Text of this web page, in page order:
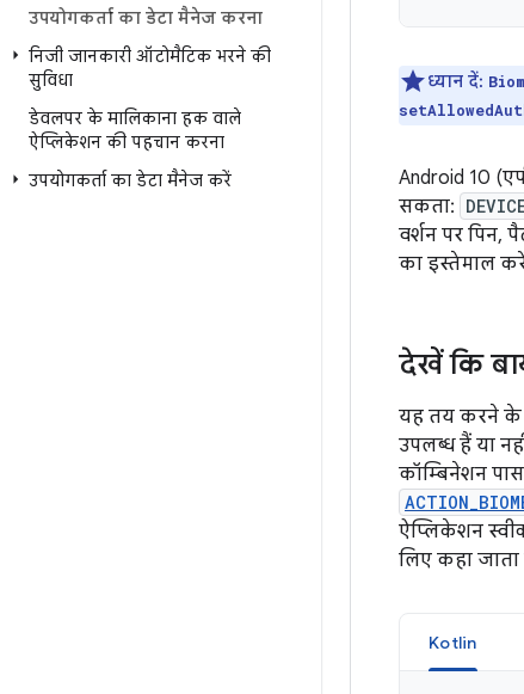
उपयोगकर्ता का डेटा मैनेज करना
निजी जानकारी ऑटोमैटिक भरने की
सुविधा
डेवलपर के मालिकाना हक वाले
ऐप्लिकेशन की पहचान करना
उपयोगकर्ता का डेटा मैनेज करें
ध्यान दें:
Android 10
सकता:
वर्शन पर पिन,
का इस्तेमाल
देखें कि
यह तय करने के
उपलब्ध हैं या
कॉम्बिनेशन
ऐप्लिकेशन
लिए कहा
Kotlin